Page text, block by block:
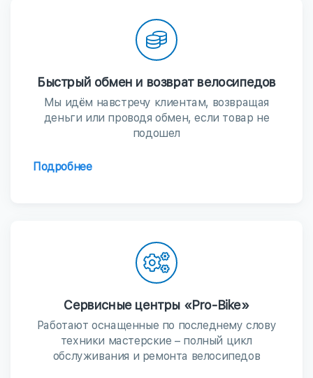
Быстрый обмен и возврат велосипедов
Мы идём навстречу клиентам, возвращая
деньги или проводя обмен, если товар не
подошел
Подробнее
Сервисные центры «Pro-Bike»
Работают оснащенные по последнему слову
техники мастерские – полный цикл
обслуживания и ремонта велосипедов